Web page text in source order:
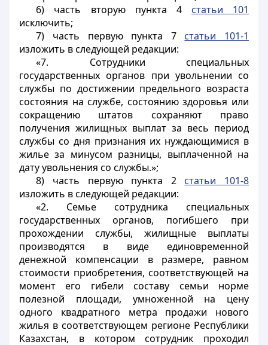
6) часть вторую пункта 4 статьи 101
исключить;
7) часть первую пункта 7 статьи 101-1
изложить в следующей редакции:
«7. Сотрудники специальных
государственных органов при увольнении со
службы по достижении предельного возраста
состояния на службе, состоянию здоровья или
сокращению штатов сохраняют право
получения жилищных выплат за весь период
службы со дня признания их нуждающимися в
жилье за минусом разницы, выплаченной на
дату увольнения со службы.»;
8) часть первую пункта 2 статьи 101-8
изложить в следующей редакции:
«2. Семье сотрудника специальных
государственных органов, погибшего при
прохождении службы, жилищные выплаты
производятся в виде единовременной
денежной компенсации в размере, равном
стоимости приобретения, соответствующей на
момент его гибели составу семьи норме
полезной площади, умноженной на цену
одного квадратного метра продажи нового
жилья в соответствующем регионе Республики
Казахстан, в котором сотрудник проходил